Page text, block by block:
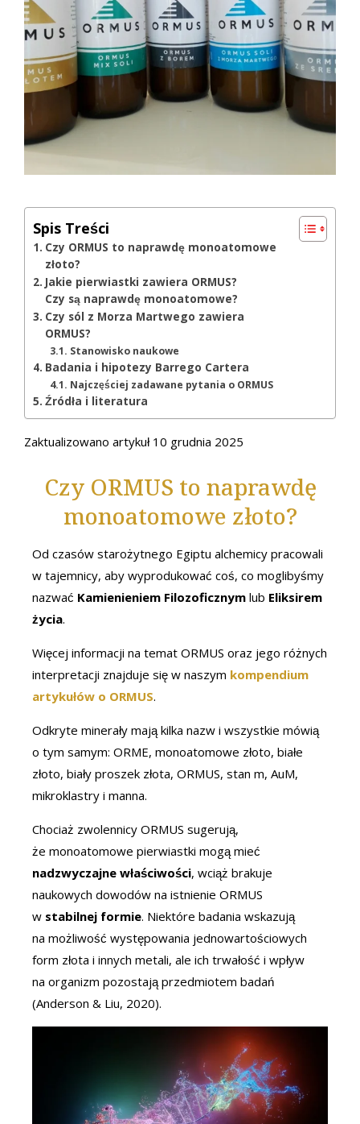
Spis Treści
Czy ORMUS to naprawdę monoatomowe
złoto?
Jakie pierwiastki zawiera ORMUS?
Czy są naprawdę monoatomowe?
Czy sól z Morza Martwego zawiera
ORMUS?
Stanowisko naukowe
Badania i hipotezy Barrego Cartera
Najczęściej zadawane pytania o ORMUS
Źródła i literatura
Zaktualizowano artykuł 10 grudnia 2025
Czy ORMUS to naprawdę
monoatomowe złoto?
Od czasów starożytnego Egiptu alchemicy pracowali
w tajemnicy, aby wyprodukować coś, co moglibyśmy
nazwać Kamienieniem Filozoficznym lub Eliksirem
życia.
Więcej informacji na temat ORMUS oraz jego różnych
interpretacji znajduje się w naszym kompendium
artykułów o ORMUS.
Odkryte minerały mają kilka nazw i wszystkie mówią
o tym samym: ORME, monoatomowe złoto, białe
złoto, biały proszek złota, ORMUS, stan m, AuM,
mikroklastry i manna.
Chociaż zwolennicy ORMUS sugerują,
że monoatomowe pierwiastki mogą mieć
nadzwyczajne właściwości, wciąż brakuje
naukowych dowodów na istnienie ORMUS
w stabilnej formie. Niektóre badania wskazują
na możliwość występowania jednowartościowych
form złota i innych metali, ale ich trwałość i wpływ
na organizm pozostają przedmiotem badań
(Anderson & Liu, 2020).